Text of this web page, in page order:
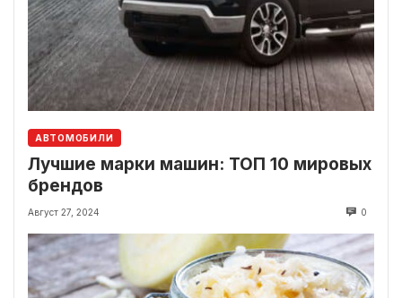
АВТОМОБИЛИ
Лучшие марки машин: ТОП 10 мировых
брендов
Август 27, 2024 0